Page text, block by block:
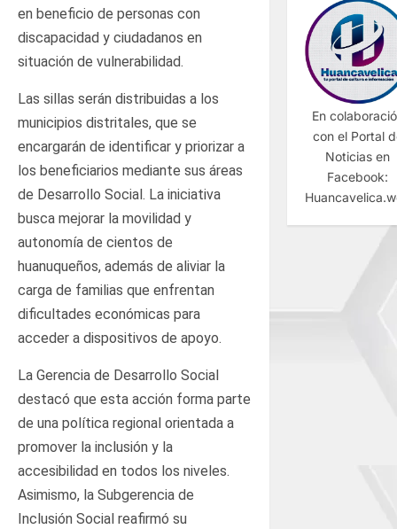
en beneficio de personas con
discapacidad y ciudadanos en
situación de vulnerabilidad.
Las sillas serán distribuidas a los
municipios distritales, que se
encargarán de identificar y priorizar a
los beneficiarios mediante sus áreas
de Desarrollo Social. La iniciativa
busca mejorar la movilidad y
autonomía de cientos de
huanuqueños, además de aliviar la
carga de familias que enfrentan
dificultades económicas para
acceder a dispositivos de apoyo.
La Gerencia de Desarrollo Social
destacó que esta acción forma parte
de una política regional orientada a
promover la inclusión y la
accesibilidad en todos los niveles.
Asimismo, la Subgerencia de
Inclusión Social reafirmó su
En
con el Portal
Noticias en
Facebook: